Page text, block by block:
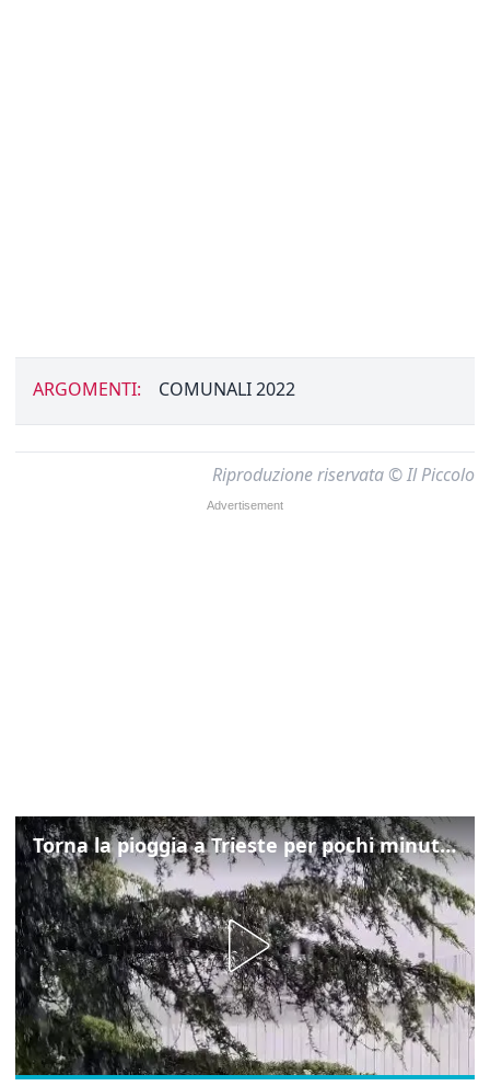
ARGOMENTI: COMUNALI 2022
Riproduzione riservata © Il Piccolo
Torna la pioggia a Trieste per pochi minuti: ma il caldo non molla